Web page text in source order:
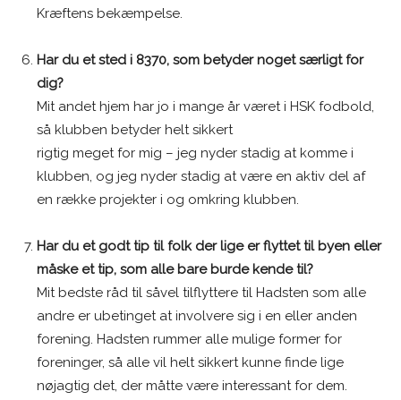
Kræftens bekæmpelse.
Har du et sted i 8370, som betyder noget særligt for
dig?
Mit andet hjem har jo i mange år været i HSK fodbold,
så klubben betyder helt sikkert
rigtig meget for mig – jeg nyder stadig at komme i
klubben, og jeg nyder stadig at være en aktiv del af
en række projekter i og omkring klubben.
Har du et godt tip til folk der lige er flyttet til byen eller
måske et tip, som alle bare burde kende til?
Mit bedste råd til såvel tilflyttere til Hadsten som alle
andre er ubetinget at involvere sig i en eller anden
forening. Hadsten rummer alle mulige former for
foreninger, så alle vil helt sikkert kunne finde lige
nøjagtig det, der måtte være interessant for dem.